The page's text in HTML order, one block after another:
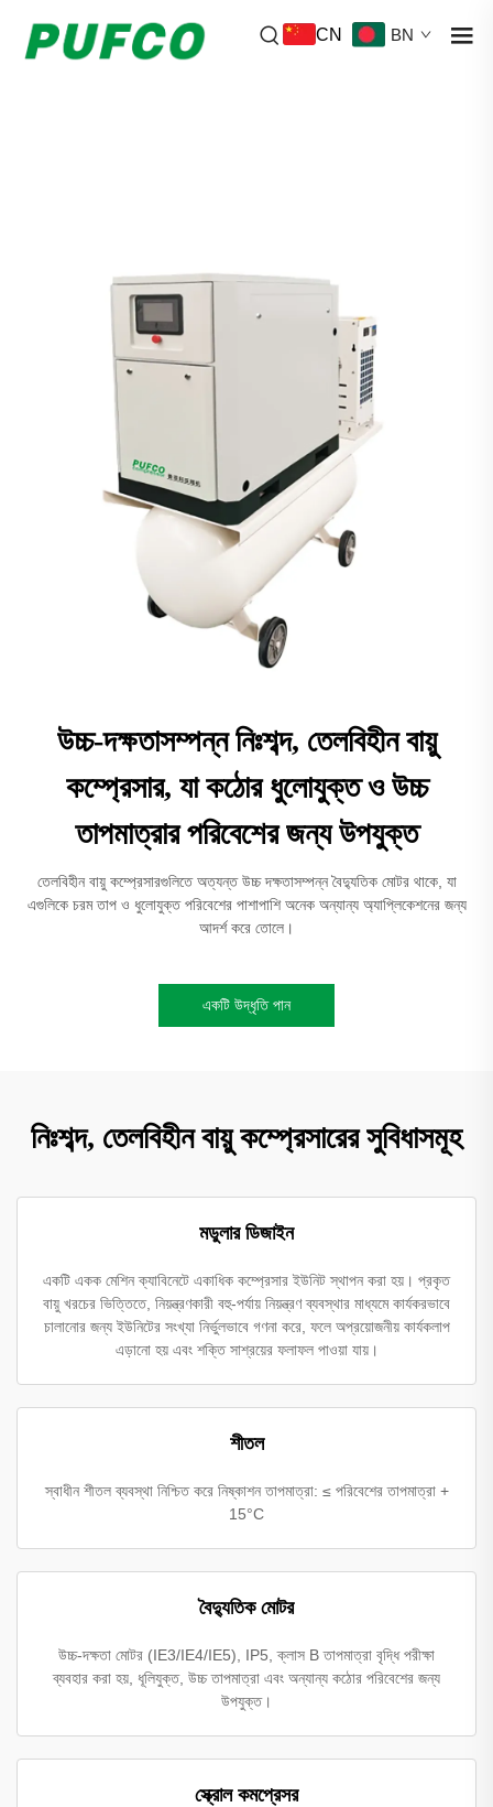
CN BN
উচ্চ-দক্ষতাসম্পন্ন নিঃশব্দ, তেলবিহীন বায়ু
কম্প্রেসার, যা কঠোর ধুলোযুক্ত ও উচ্চ
তাপমাত্রার পরিবেশের জন্য উপযুক্ত
তেলবিহীন বায়ু কম্প্রেসারগুলিতে অত্যন্ত উচ্চ দক্ষতাসম্পন্ন বৈদ্যুতিক মোটর থাকে, যা
এগুলিকে চরম তাপ ও ধুলোযুক্ত পরিবেশের পাশাপাশি অনেক অন্যান্য অ্যাপ্লিকেশনের জন্য
আদর্শ করে তোলে।
একটি উদ্ধৃতি পান
নিঃশব্দ, তেলবিহীন বায়ু কম্প্রেসারের সুবিধাসমূহ
মডুলার ডিজাইন
একটি একক মেশিন ক্যাবিনেটে একাধিক কম্প্রেসার ইউনিট স্থাপন করা হয়। প্রকৃত
বায়ু খরচের ভিত্তিতে, নিয়ন্ত্রণকারী বহু-পর্যায় নিয়ন্ত্রণ ব্যবস্থার মাধ্যমে কার্যকরভাবে
চালানোর জন্য ইউনিটের সংখ্যা নির্ভুলভাবে গণনা করে, ফলে অপ্রয়োজনীয় কার্যকলাপ
এড়ানো হয় এবং শক্তি সাশ্রয়ের ফলাফল পাওয়া যায়।
শীতল
স্বাধীন শীতল ব্যবস্থা নিশ্চিত করে নিষ্কাশন তাপমাত্রা: ≤ পরিবেশের তাপমাত্রা +
15°C
বৈদ্যুতিক মোটর
উচ্চ-দক্ষতা মোটর (IE3/IE4/IE5), IP5, ক্লাস B তাপমাত্রা বৃদ্ধি পরীক্ষা
ব্যবহার করা হয়, ধূলিযুক্ত, উচ্চ তাপমাত্রা এবং অন্যান্য কঠোর পরিবেশের জন্য
উপযুক্ত।
স্ক্রোল কমপ্রেসর